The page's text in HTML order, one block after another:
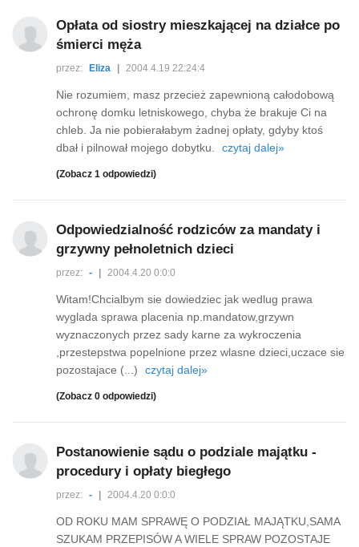
Opłata od siostry mieszkającej na działce po
śmierci męża
przez: Eliza 2004.4.19 22:24:4
Nie rozumiem, masz przecież zapewnioną całodobową
ochronę domku letniskowego, chyba że brakuje Ci na
chleb. Ja nie pobierałabym żadnej opłaty, gdyby ktoś
dbał i pilnował mojego dobytku.
czytaj dalej»
(Zobacz 1 odpowiedzi)
Odpowiedzialność rodziców za mandaty i
grzywny pełnoletnich dzieci
przez: - 2004.4.20 0:0:0
Witam!Chcialbym sie dowiedziec jak wedlug prawa
wyglada sprawa placenia np.mandatow,grzywn
wyznaczonych przez sady karne za wykroczenia
,przestepstwa popelnione przez wlasne dzieci,uczace sie
pozostajace (...)
czytaj dalej»
(Zobacz 0 odpowiedzi)
Postanowienie sądu o podziale majątku -
procedury i opłaty biegłego
przez: - 2004.4.20 0:0:0
OD ROKU MAM SPRAWĘ O PODZIAŁ MAJĄTKU,SAMA
SZUKAM PRZEPISÓW A WIELE SPRAW POZOSTAJE